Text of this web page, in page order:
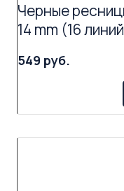
Черные
14 mm (16
549 руб.